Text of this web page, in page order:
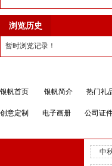
浏览历史
暂时浏览记录！
银帆首页 银帆简介 热门礼
创意定制 电子画册 公司证
中